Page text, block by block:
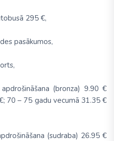
295 €,
pasākumos,
(bronza) 9.90 €
70 – 75 gadu vecumā 31.35 €
(sudraba) 26.95 €